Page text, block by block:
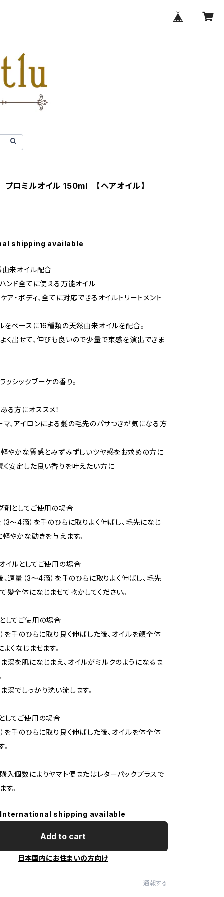
ロミルオイル 150ml 【ヘアオイル】
shipping available
来オイル配合
ハンド全てに使える万能オイル
ケア・ボディ、全てに対応できるオイルトリートメント
をベースに16種類の天然由来オイルを配合。
く出せて、伸びも良いので少量で束感を演出できま
ッシックブーケの香り。
る方にオススメ！
マ、アイロンによる髪の毛先のパサつきが気になる方
軽やかな質感とみずみずしいツヤ感をお求めの方に
く安定した良い香りを叶えたい方に
剤としてご使用の場合
3～4滴）を手のひらに取りよく伸ばし、毛先になじ
軽やかな動きを与えます。
イルとしてご使用の場合
、適量（3～4滴）を手のひらに取りよく伸ばし、毛先
髪全体になじませて乾かしてください。
してご使用の場合
を手のひらに取り良く伸ばした後、オイルを顔全体
くなじませます。
湯を肌になじまえ、オイルがミルクのようになるま
湯でしっかり洗い流します。
してご使用の場合
を手のひらに取り良く伸ばした後、オイルを体全体
入個数によりヤマト便またはレターパックプラスで
す。
International shipping available
Add to cart
日本国内にお住まいの方向け
通報する